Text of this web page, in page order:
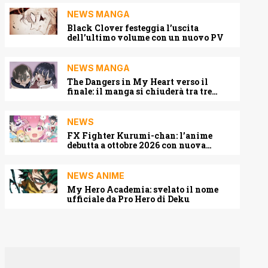
NEWS MANGA
Black Clover festeggia l’uscita
dell’ultimo volume con un nuovo PV
NEWS MANGA
The Dangers in My Heart verso il
finale: il manga si chiuderà tra tre
NEWS
FX Fighter Kurumi-chan: l’anime
debutta a ottobre 2026 con nuova
NEWS ANIME
My Hero Academia: svelato il nome
ufficiale da Pro Hero di Deku